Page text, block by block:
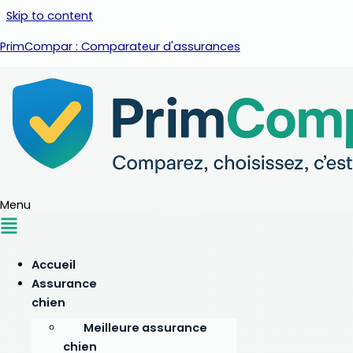
Skip to content
PrimCompar : Comparateur d'assurances
Menu
Accueil
Assurance
chien
Meilleure assurance
chien